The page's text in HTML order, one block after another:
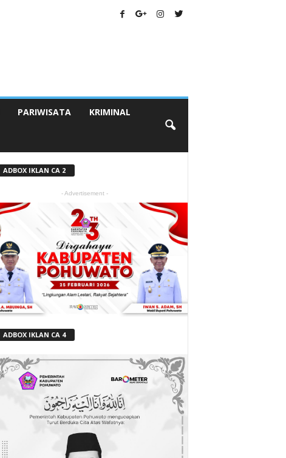
PARIWISATA KRIMINAL
ADBOX IKLAN CA 2
- Advertisement -
ADBOX IKLAN CA 4